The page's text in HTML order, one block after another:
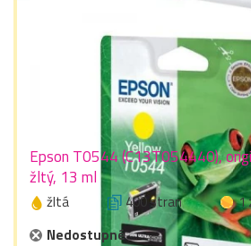
Epson T0544 (C13T054440),
žltý, 13 ml
žltá 400 stran
1
Nedostupné